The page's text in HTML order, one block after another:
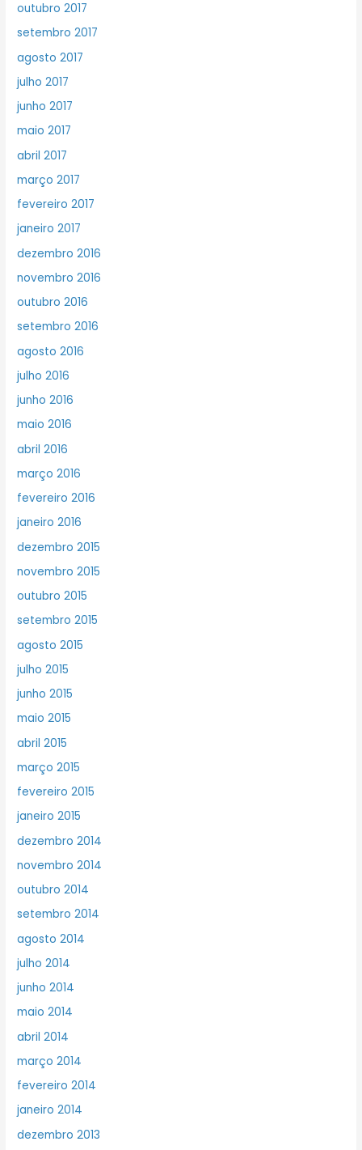
outubro 2017
setembro 2017
agosto 2017
julho 2017
junho 2017
maio 2017
abril 2017
março 2017
fevereiro 2017
janeiro 2017
dezembro 2016
novembro 2016
outubro 2016
setembro 2016
agosto 2016
julho 2016
junho 2016
maio 2016
abril 2016
março 2016
fevereiro 2016
janeiro 2016
dezembro 2015
novembro 2015
outubro 2015
setembro 2015
agosto 2015
julho 2015
junho 2015
maio 2015
abril 2015
março 2015
fevereiro 2015
janeiro 2015
dezembro 2014
novembro 2014
outubro 2014
setembro 2014
agosto 2014
julho 2014
junho 2014
maio 2014
abril 2014
março 2014
fevereiro 2014
janeiro 2014
dezembro 2013